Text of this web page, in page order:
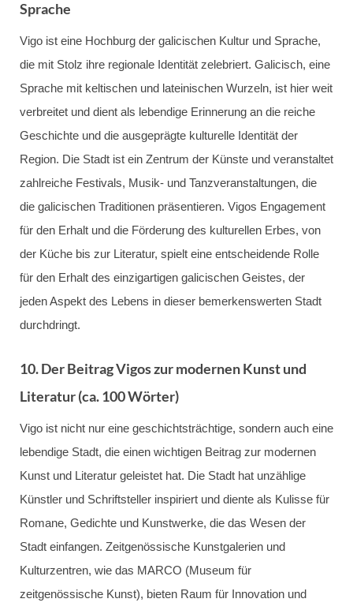
Sprache
Vigo ist eine Hochburg der galicischen Kultur und Sprache,
die mit Stolz ihre regionale Identität zelebriert. Galicisch, eine
Sprache mit keltischen und lateinischen Wurzeln, ist hier weit
verbreitet und dient als lebendige Erinnerung an die reiche
Geschichte und die ausgeprägte kulturelle Identität der
Region. Die Stadt ist ein Zentrum der Künste und veranstaltet
zahlreiche Festivals, Musik- und Tanzveranstaltungen, die
die galicischen Traditionen präsentieren. Vigos Engagement
für den Erhalt und die Förderung des kulturellen Erbes, von
der Küche bis zur Literatur, spielt eine entscheidende Rolle
für den Erhalt des einzigartigen galicischen Geistes, der
jeden Aspekt des Lebens in dieser bemerkenswerten Stadt
durchdringt.
10.Der Beitrag Vigos zur modernen Kunst und
Literatur (ca. 100 Wörter)
Vigo ist nicht nur eine geschichtsträchtige, sondern auch eine
lebendige Stadt, die einen wichtigen Beitrag zur modernen
Kunst und Literatur geleistet hat. Die Stadt hat unzählige
Künstler und Schriftsteller inspiriert und diente als Kulisse für
Romane, Gedichte und Kunstwerke, die das Wesen der
Stadt einfangen. Zeitgenössische Kunstgalerien und
Kulturzentren, wie das MARCO (Museum für
zeitgenössische Kunst), bieten Raum für Innovation und